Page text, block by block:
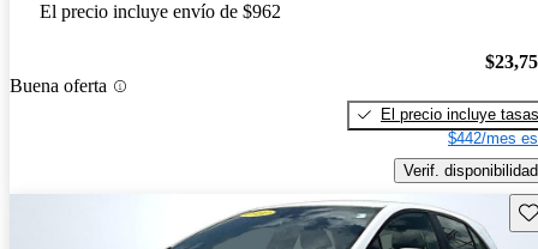
El precio incluye envío de $962
Buena oferta
El precio incluye tasas
$442/mes
Verif. disponibilidad